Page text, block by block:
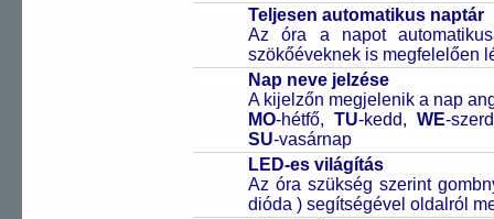
Teljesen automatikus naptár
Az óra a napot
szökőéveknek is megfelelően
Nap neve jelzése
A kijelzőn megjelenik a nap
MO-hétfő,TU-kedd,WE-
SU-vasárnap
LED-es világítás
Az óra szükség szerint
dióda ) segítségével oldalról